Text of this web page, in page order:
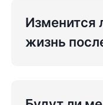
Изменится
жизнь